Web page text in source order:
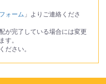
ォーム 」よりご連絡くださ
が完了している場合には変更
。
ださい。